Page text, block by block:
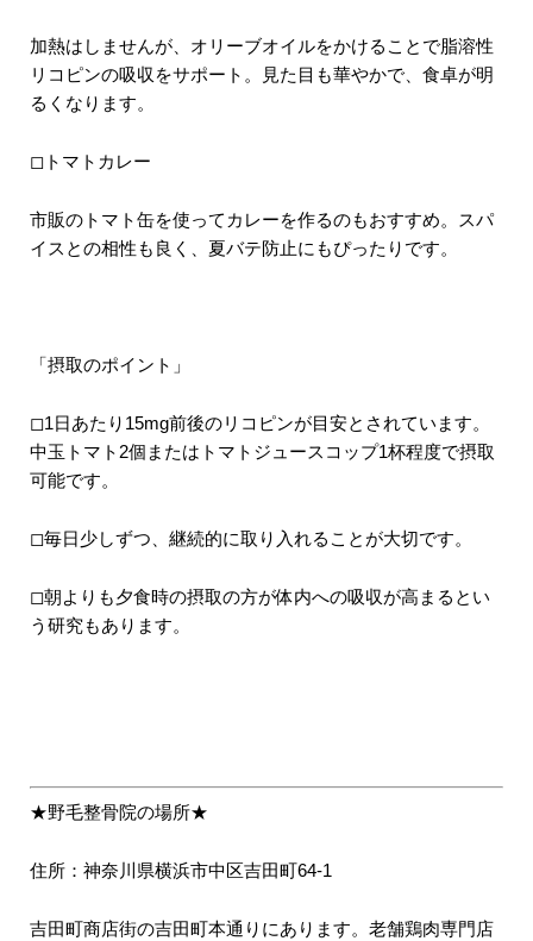
加熱はしませんが、オリーブオイルをかけることで脂溶性
リコピンの吸収をサポート。見た目も華やかで、食卓が明
るくなります。
◻︎トマトカレー
市販のトマト缶を使ってカレーを作るのもおすすめ。スパ
イスとの相性も良く、夏バテ防止にもぴったりです。
「摂取のポイント」
◻︎1日あたり15mg前後のリコピンが目安とされています。
中玉トマト2個またはトマトジュースコップ1杯程度で摂取
可能です。
◻︎毎日少しずつ、継続的に取り入れることが大切です。
◻︎朝よりも夕食時の摂取の方が体内への吸収が高まるとい
う研究もあります。
★野毛整骨院の場所★
住所：神奈川県横浜市中区吉田町64-1
吉田町商店街の吉田町本通りにあります。老舗鶏肉専門店